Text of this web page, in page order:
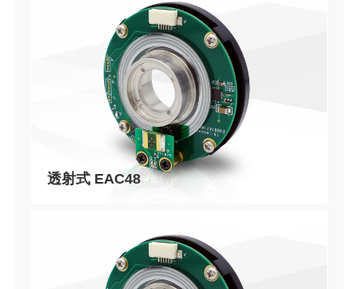
透射式 EAC48